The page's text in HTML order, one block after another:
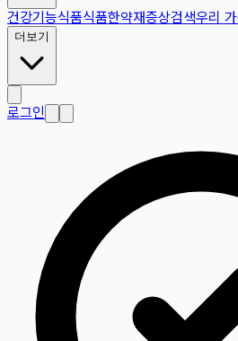
건강기능식품식품한약재증상검색우리
더보기
로그인